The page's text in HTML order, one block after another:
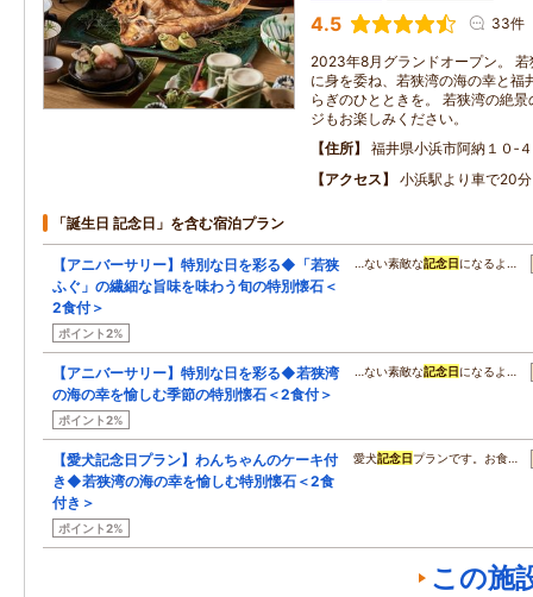
4.5 33件
2023年8月グランドオープン。
に身を委ね、若狭湾の海の幸と福
らぎのひとときを。 若狭湾の絶
ジもお楽しみください。
住所
福井県小浜市阿納１０‐４
アクセス
小浜駅より車で20分
「誕生日 記念日」を含む宿泊プラン
【アニバーサリー】特別な日を彩る◆「若狭
ふぐ」の繊細な旨味を味わう旬の特別懐石＜
2食付＞
ポイント2%
…ない素敵な記念日 になるよ…
【アニバーサリー】特別な日を彩る◆若狭湾
の海の幸を愉しむ季節の特別懐石＜2食付＞
ポイント2%
…ない素敵な記念日 になるよ…
【愛犬記念日プラン】わんちゃんのケーキ付
き◆若狭湾の海の幸を愉しむ特別懐石＜2食
付き＞
ポイント2%
愛犬記念日 プランです。お食…
この施